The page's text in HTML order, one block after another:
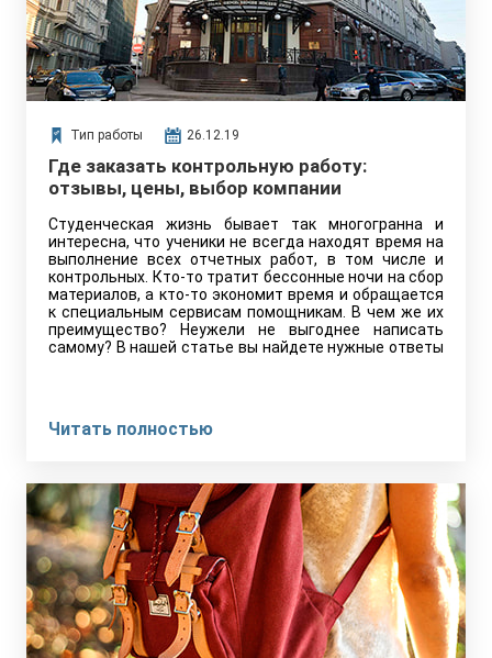
Тип работы 26.12.19
Где заказать контрольную работу:
отзывы, цены, выбор компании
Студенческая жизнь бывает так многогранна и
интересна, что ученики не всегда находят время на
выполнение всех отчетных работ, в том числе и
контрольных. Кто-то тратит бессонные ночи на сбор
материалов, а кто-то экономит время и обращается
к специальным сервисам помощникам. В чем же их
преимущество? Неужели не выгоднее написать
самому? В нашей статье вы найдете нужные ответы
Читать полностью